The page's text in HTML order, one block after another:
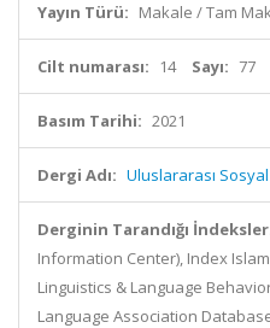
Yayın Türü: Makale / Tam
Cilt numarası: 14 Sayı: 77
Basım Tarihi: 2021
Dergi Adı: Uluslararası
Derginin Tarandığı
Information Center), Index
Linguistics & Language
Language Association